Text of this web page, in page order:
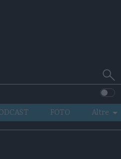
Cerca
su
FOTO
Altre
VIDEO